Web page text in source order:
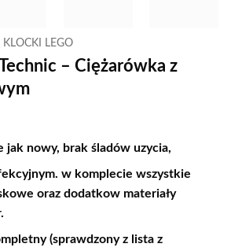
KLOCKI LEGO
– Ciężarówka z
jak nowy, brak śladów uzycia,
w komplecie wszystkie
oraz dodatkow materiały
(sprawdzony z lista z